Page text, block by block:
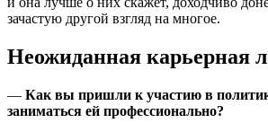
зачастую другой взгляд на многое.
Неожиданная карьерная
— Как вы пришли к участию в
заниматься ей профессионально?